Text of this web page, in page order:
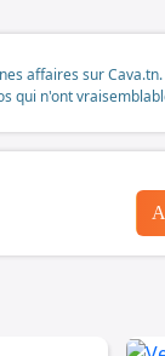
affaires sur
qui n'ont